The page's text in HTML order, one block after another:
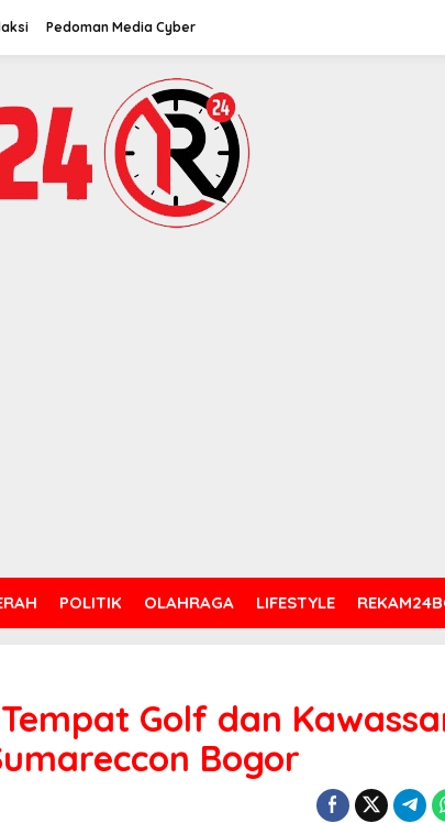
Pedoman Media Cyber
POLITIK OLAHRAGA LIFESTYLE
Golf dan
Bogor